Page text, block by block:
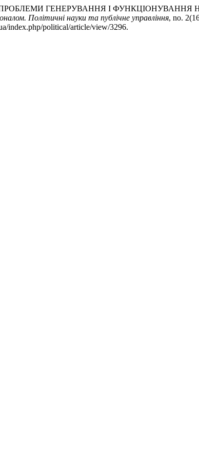
ПРОБЛЕМИ ГЕНЕРУВАННЯ І
Політичні науки та публічне управління, no.
index.php/political/article/view/3296.